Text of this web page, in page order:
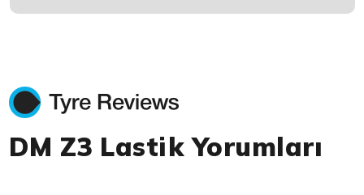
DM Z3 Lastik Yorumları